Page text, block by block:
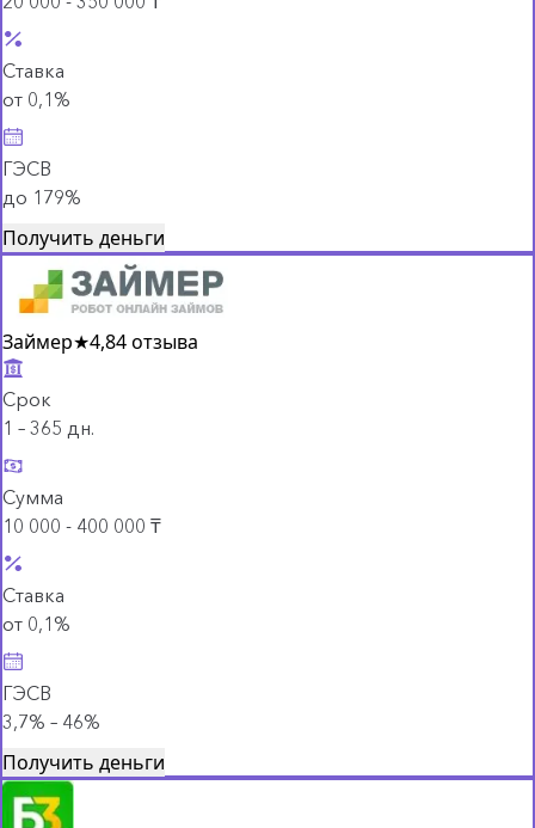
Ставка
от 0,1%
ГЭСВ
до 179%
Получить деньги
Займер★4,84 отзыва
Срок
1 – 365 дн.
Сумма
10 000 - 400 000 ₸
Ставка
от 0,1%
ГЭСВ
3,7% – 46%
Получить деньги